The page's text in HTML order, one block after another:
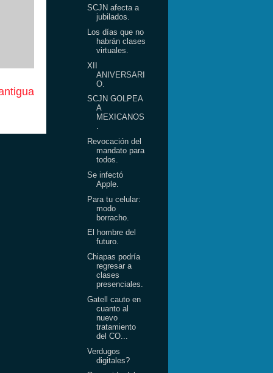
SCJN afecta a
jubilados.
Los días que no
habrán clases
virtuales.
XII
ANIVERSARI
O.
SCJN GOLPEA
A
MEXICANOS
.
Revocación del
mandato para
todos.
Se infectó
Apple.
Para tu celular:
modo
borracho.
El hombre del
futuro.
Chiapas podría
regresar a
clases
presenciales.
Gatell cauto en
cuanto al
nuevo
tratamiento
del CO...
Verdugos
digitales?